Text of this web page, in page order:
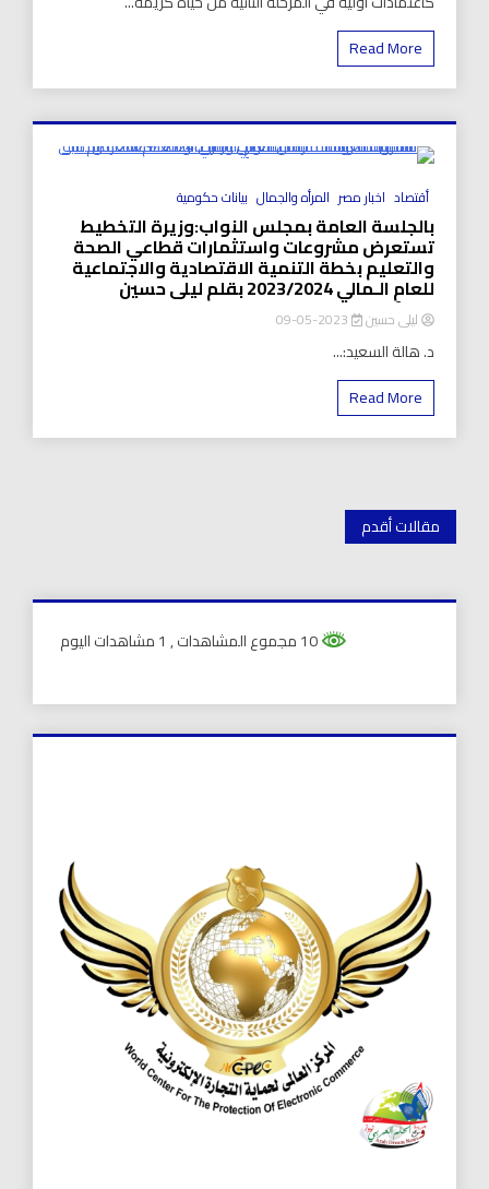
Read More
أقتصاد اخبار مصر المرأه والجمال بيانات حكومية
بالجلسة العامة بمجلس النواب:وزيرة التخطيط
تستعرض مشروعات واستثمارات قطاعي الصحة
والتعليم بخطة التنمية الاقتصادية والاجتماعية
للعامِ الـمالي 2023/2024 بقلم ليلى حسين
ليلى حسين
د. هالة السعيد:...
Read More
تصفّح
المقالات
مقالات أقدم
, 1 مشاهدات اليوم